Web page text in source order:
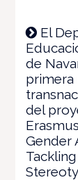
El
de
primera
del
Gender